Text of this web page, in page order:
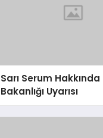
Sarı Serum Hakkında
Bakanlığı Uyarısı